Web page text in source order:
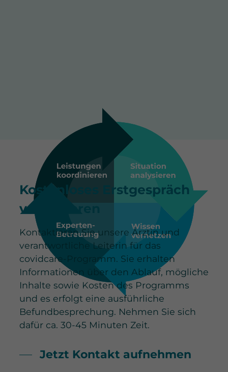
Kostenloses Erstgespräch
vereinbaren
Kontaktieren Sie unsere Ärztin und
verantwortliche Leiterin für das
covidcare-Programm. Sie erhalten
Informationen über den Ablauf, mögliche
Inhalte sowie Kosten des Programms
und es erfolgt eine ausführliche
Befundbesprechung. Nehmen Sie sich
dafür ca. 30-45 Minuten Zeit.
Jetzt Kontakt aufnehmen